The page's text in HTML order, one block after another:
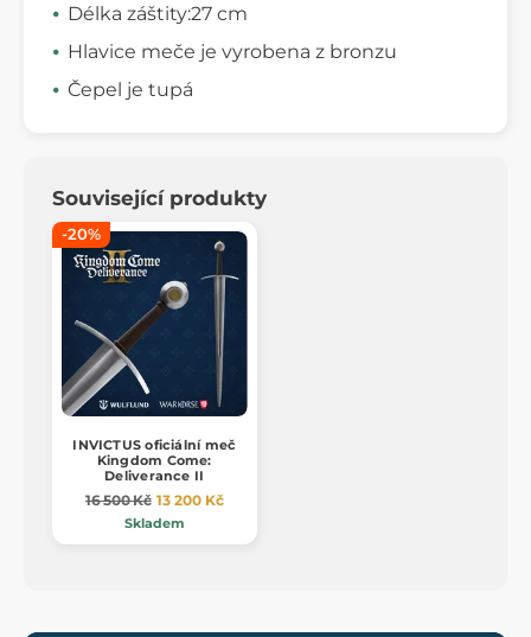
Délka záštity:27 cm
Hlavice meče je vyrobena z bronzu
Čepel je tupá
Související produkty
-20%
INVICTUS oficiální meč
Kingdom Come:
Deliverance II
16 500 Kč 13 200 Kč
Skladem